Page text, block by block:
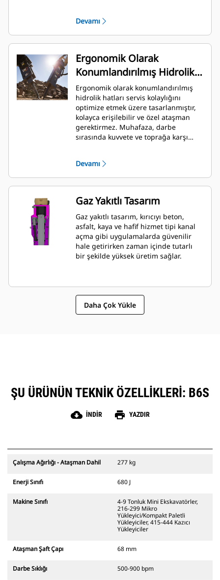
Devamı
Ergonomik Olarak
Konumlandırılmış Hidrolik
Hatları
Ergonomik olarak konumlandırılmış
hidrolik hatları servis kolaylığını
optimize etmek üzere tasarlanmıştır,
kolayca erişilebilir ve özel ataşman
gerektirmez. Muhafaza, darbe
sırasında kuvvete ve toprağa karşı
engellemez. Hidrolik hatları ve arka
kafa basıncı kontrol ve şarj edilebilir.
Makineye monte edilen kırıcı, kırıcının
durumunu hızla izlemeyi mümkün
kılar.
Devamı
Gaz Yakıtlı Tasarım
Gaz yakıtlı tasarım, kırıcıyı beton,
asfalt, kaya ve hafif hizmet tipi kanal
açma gibi uygulamalarda güvenilir
hale getirirken zaman içinde tutarlı
bir şekilde yüksek üretim sağlar.
Daha Çok Yükle
ŞU ÜRÜNÜN TEKNIK ÖZELLIKLERI: B6S
cloud_download İNDIR print YAZDIR
Çalışma Ağırlığı - Ataşman Dahil 277 kg
Enerji Sınıfı 680 J
Makine Sınıfı
4-9 Tonluk Mini Ekskavatörler,
216-299 Mikro
Yükleyici/Kompakt Paletli
Yükleyiciler, 415-444 Kazıcı
Yükleyiciler
Ataşman Şaft Çapı 68 mm
Darbe Sıklığı 500-900 bpm